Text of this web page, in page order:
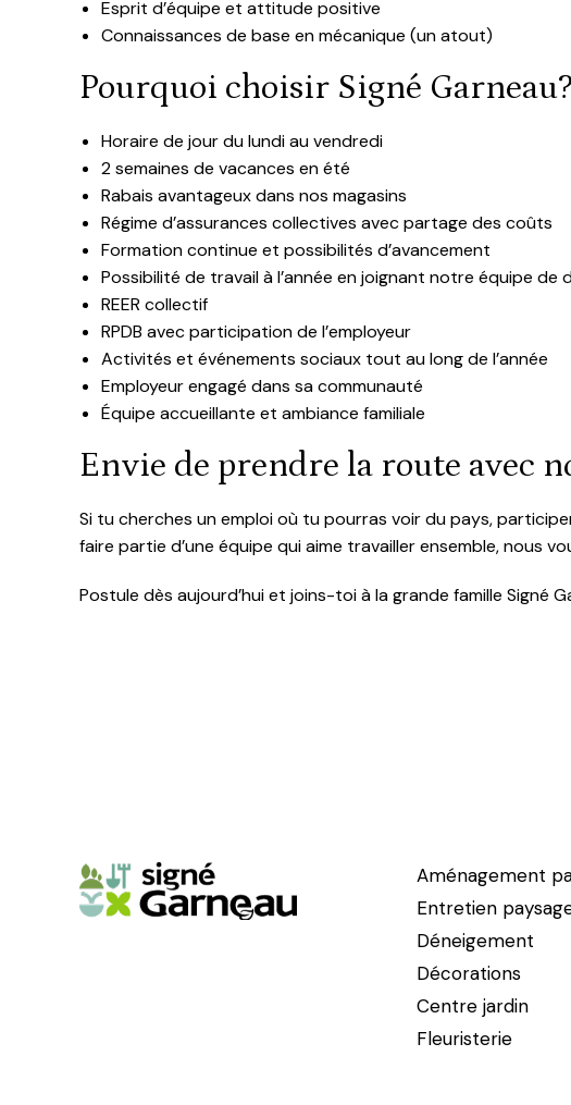
Esprit d’équipe et attitude positive
Connaissances de base en mécanique (un atout)
Pourquoi choisir Signé Garneau?
Horaire de jour du lundi au vendredi
2 semaines de vacances en été
Rabais avantageux dans nos magasins
Régime d’assurances collectives avec partage des coûts
Formation continue et possibilités d’avancement
Possibilité de travail à l’année en joignant notre équipe de
REER collectif
RPDB avec participation de l’employeur
Activités et événements sociaux tout au long de l’année
Employeur engagé dans sa communauté
Équipe accueillante et ambiance familiale
Envie de prendre la route avec
Si tu cherches un emploi où tu pourras voir du pays,
faire partie d’une équipe qui aime travailler ensemble, nous
Postule dès aujourd’hui et joins-toi à la grande famille Signé
Aménagement
Entretien
Déneigement
Décorations
Centre jardin
Fleuristerie